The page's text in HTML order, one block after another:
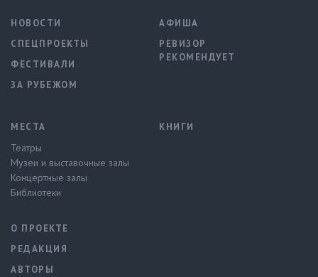
НОВОСТИ
СПЕЦПРОЕКТЫ
ФЕСТИВАЛИ
ЗА РУБЕЖОМ
АФИША
РЕВИЗОР
РЕКОМЕНДУЕТ
МЕСТА
Театры
Музеи и выставочные залы
Концертные залы
Библиотеки
КНИГИ
О ПРОЕКТЕ
РЕДАКЦИЯ
АВТОРЫ